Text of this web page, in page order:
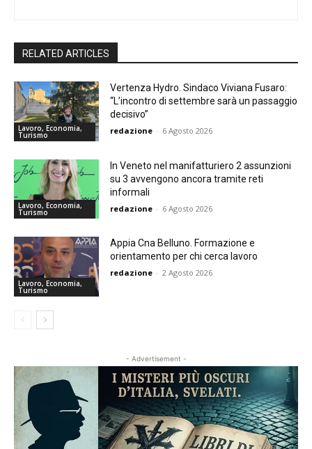
RELATED ARTICLES
Lavoro, Economia,
Turismo
Vertenza Hydro. Sindaco Viviana Fusaro:
“L’incontro di settembre sarà un passaggio
decisivo”
redazione - 6 Agosto 2026
Lavoro, Economia,
Turismo
In Veneto nel manifatturiero 2 assunzioni
su 3 avvengono ancora tramite reti
informali
redazione - 6 Agosto 2026
Lavoro, Economia,
Turismo
Appia Cna Belluno. Formazione e
orientamento per chi cerca lavoro
redazione - 2 Agosto 2026
- Advertisement -